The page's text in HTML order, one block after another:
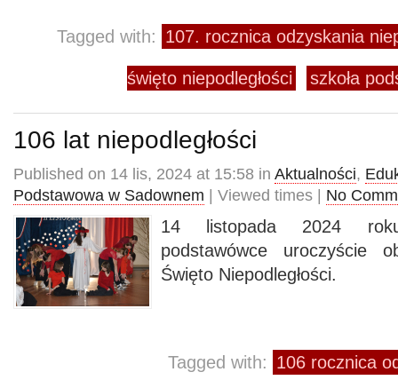
Tagged with: 107. rocznica odzyskania
święto niepodległości szkoła
106 lat niepodległości
Published on 14 lis, 2024 at 15:58 in Aktualności,
Podstawowa w Sadownem | Viewed times | No
14 listopada 2024
podstawówce uroczyście
Święto Niepodległości.
Tagged with: 106 rocznica